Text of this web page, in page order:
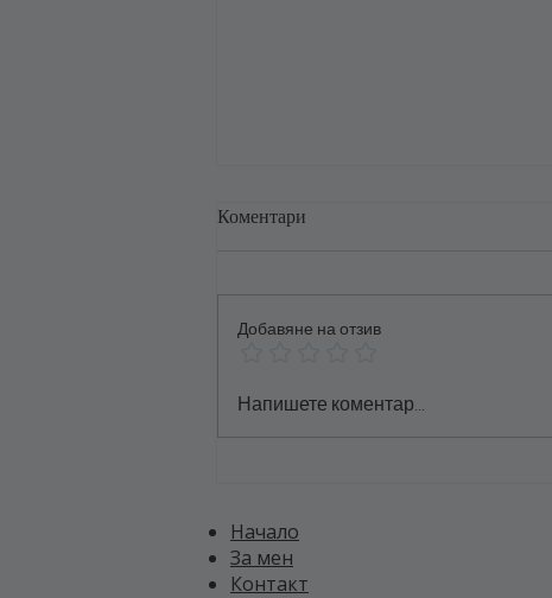
За Толерантността и
Коментари
Добавяне на отзив
Напишете коментар...
Начало
За мен
Контакт